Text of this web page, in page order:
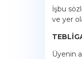
İşbu
ve yer
Üyenin